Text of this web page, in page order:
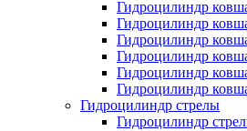
Гидроцилиндр
Гидроцилиндр
Гидроцилиндр
Гидроцилиндр
Гидроцилиндр
Гидроцилиндр
Гидроцилиндр стрелы
Гидроцилиндр